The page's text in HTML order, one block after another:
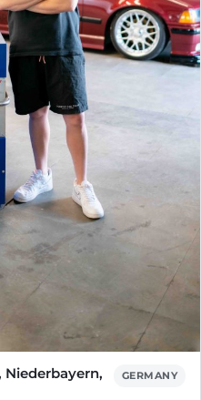
Niederbayern,
GERMANY